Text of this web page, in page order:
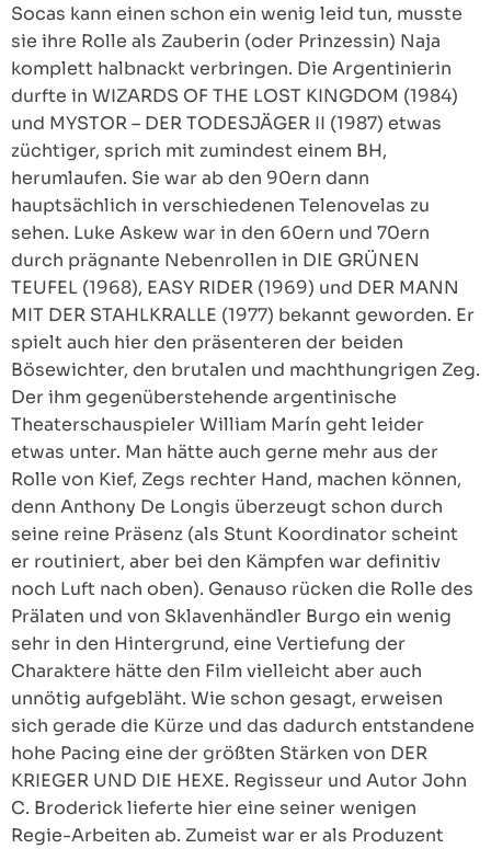
Socas kann einen schon ein wenig leid tun, musste
sie ihre Rolle als Zauberin (oder Prinzessin) Naja
komplett halbnackt verbringen. Die Argentinierin
durfte in WIZARDS OF THE LOST KINGDOM (1984)
und MYSTOR – DER TODESJÄGER II (1987) etwas
züchtiger, sprich mit zumindest einem BH,
herumlaufen. Sie war ab den 90ern dann
hauptsächlich in verschiedenen Telenovelas zu
sehen. Luke Askew war in den 60ern und 70ern
durch prägnante Nebenrollen in DIE GRÜNEN
TEUFEL (1968), EASY RIDER (1969) und DER MANN
MIT DER STAHLKRALLE (1977) bekannt geworden. Er
spielt auch hier den präsenteren der beiden
Bösewichter, den brutalen und machthungrigen Zeg.
Der ihm gegenüberstehende argentinische
Theaterschauspieler William Marín geht leider
etwas unter. Man hätte auch gerne mehr aus der
Rolle von Kief, Zegs rechter Hand, machen können,
denn Anthony De Longis überzeugt schon durch
seine reine Präsenz (als Stunt Koordinator scheint
er routiniert, aber bei den Kämpfen war definitiv
noch Luft nach oben). Genauso rücken die Rolle des
Prälaten und von Sklavenhändler Burgo ein wenig
sehr in den Hintergrund, eine Vertiefung der
Charaktere hätte den Film vielleicht aber auch
unnötig aufgebläht. Wie schon gesagt, erweisen
sich gerade die Kürze und das dadurch entstandene
hohe Pacing eine der größten Stärken von DER
KRIEGER UND DIE HEXE. Regisseur und Autor John
C. Broderick lieferte hier eine seiner wenigen
Regie-Arbeiten ab. Zumeist war er als Produzent